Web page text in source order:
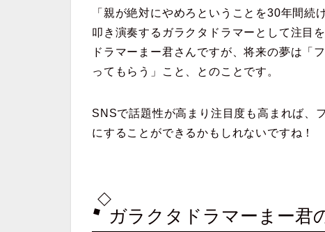
「親が絶対にやめろということを30年間
叩き演奏するガラクタドラマーとして注目
ドラマーまー君さんですが、将来の夢は「
ってもらう」こと、とのことです。
SNSで話題性が高まり注目度も高まれば、
にすることができるかもしれないですね！
ガラクタドラマーまー君